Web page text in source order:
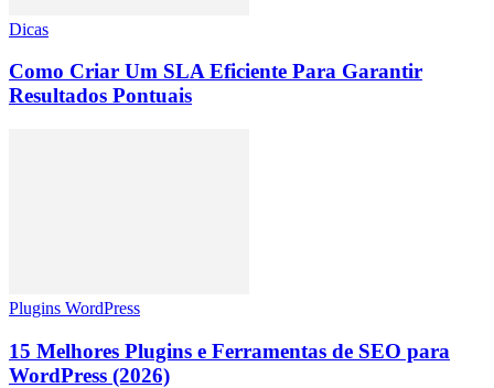
Dicas
Como Criar Um SLA Eficiente Para Garantir
Resultados Pontuais
Plugins WordPress
15 Melhores Plugins e Ferramentas de SEO para
WordPress (2026)